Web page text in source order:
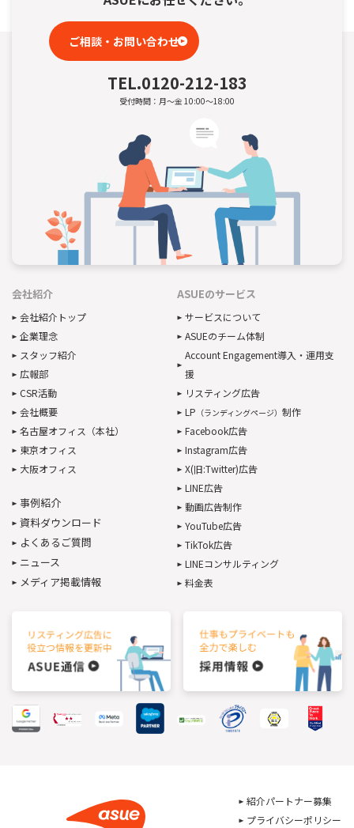
ご相談・お問い合わせ
TEL.0120-212-183
受付時間：月～金 10:00～18:00
会社紹介
会社紹介トップ
企業理念
スタッフ紹介
広報部
CSR活動
会社概要
名古屋オフィス（本社）
東京オフィス
大阪オフィス
事例紹介
資料ダウンロード
よくあるご質問
ニュース
メディア掲載情報
ASUEのサービス
サービスについて
ASUEのチーム体制
Account Engagement導入・運用支
援
リスティング広告
LP （ランディングページ） 制作
Facebook広告
Instagram広告
X(旧:Twitter)広告
LINE広告
動画広告制作
YouTube広告
TikTok広告
LINEコンサルティング
料金表
紹介パートナー募集
プライバシーポリシー